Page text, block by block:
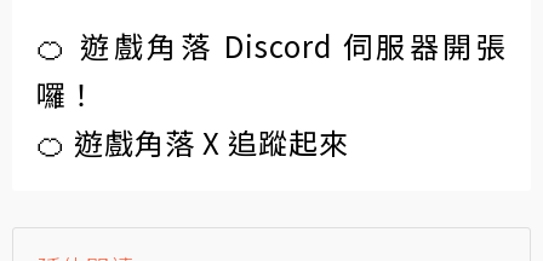
🍊 遊戲角落 Discord 伺服器開張
囉！
🍊 遊戲角落 X 追蹤起來